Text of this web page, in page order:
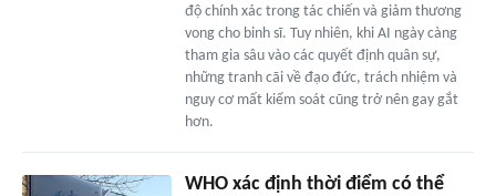
độ chính xác trong tác chiến và giảm thương
vong cho binh sĩ. Tuy nhiên, khi AI ngày càng
tham gia sâu vào các quyết định quân sự,
những tranh cãi về đạo đức, trách nhiệm và
nguy cơ mất kiểm soát cũng trở nên gay gắt
hơn.
WHO xác định thời điểm có thể